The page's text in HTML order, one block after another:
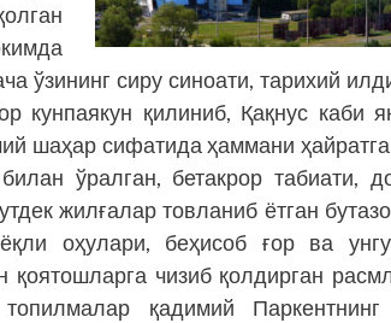
ўзининг сиру синоати, тарихий
кунпаякун қилиниб, Қақнус каби
шаҳар сифатида ҳаммани
ўралган, бетакрор табиати,
жилғалар товланиб ётган
оҳулари, беҳисоб ғор ва
қоятошларга чизиб қолдирган
қадимий Паркентнинг